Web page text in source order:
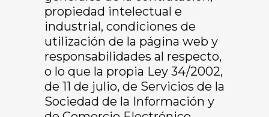
propiedad intelectual e
industrial, condiciones de
utilización de la página web y
responsabilidades al respecto,
o lo que la propia Ley 34/2002,
de 11 de julio, de Servicios de la
Sociedad de la Información y